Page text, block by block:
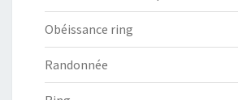
Obéissance ring
Randonnée